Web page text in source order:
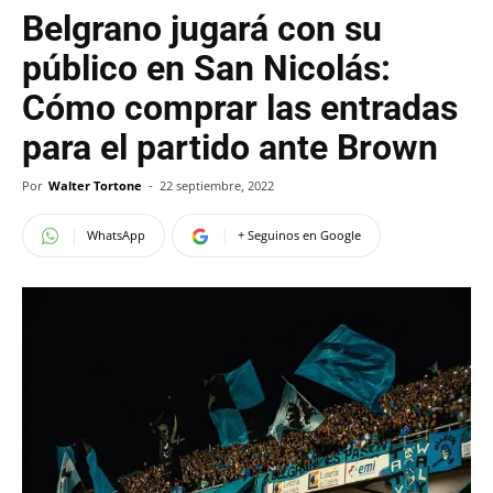
Belgrano jugará con su
público en San Nicolás:
Cómo comprar las entradas
para el partido ante Brown
Por Walter Tortone - 22 septiembre, 2022
WhatsApp + Seguinos en Google